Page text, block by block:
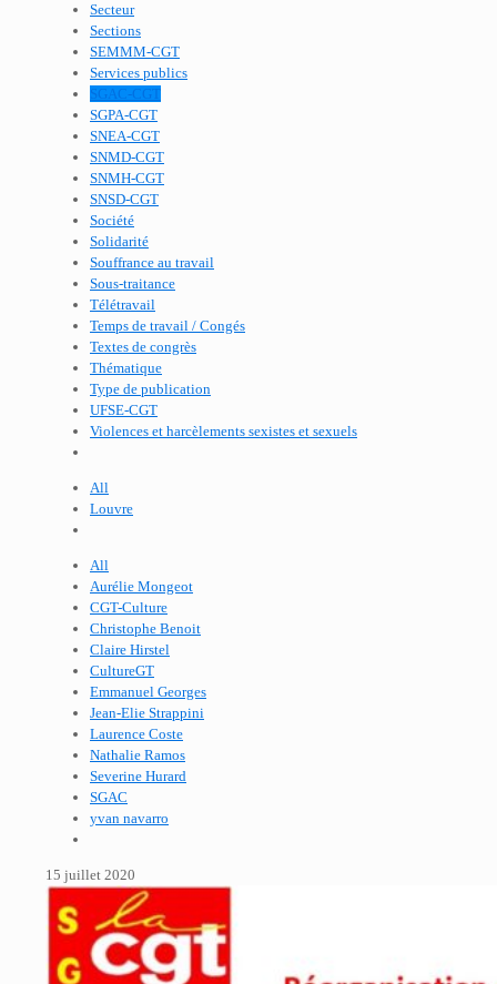
Secteur
Sections
SEMMM-CGT
Services publics
SGAC-CGT
SGPA-CGT
SNEA-CGT
SNMD-CGT
SNMH-CGT
SNSD-CGT
Société
Solidarité
Souffrance au travail
Sous-traitance
Télétravail
Temps de travail / Congés
Textes de congrès
Thématique
Type de publication
UFSE-CGT
Violences et harcèlements sexistes et sexuels
All
Louvre
All
Aurélie Mongeot
CGT-Culture
Christophe Benoit
Claire Hirstel
CultureGT
Emmanuel Georges
Jean-Elie Strappini
Laurence Coste
Nathalie Ramos
Severine Hurard
SGAC
yvan navarro
15 juillet 2020